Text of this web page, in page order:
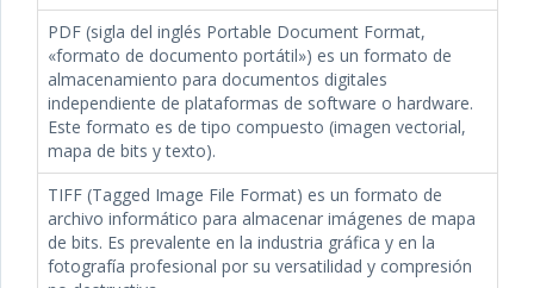
PDF (sigla del inglés Portable Document Format,
«formato de documento portátil») es un formato de
almacenamiento para documentos digitales
independiente de plataformas de software o hardware.
Este formato es de tipo compuesto (imagen vectorial,
mapa de bits y texto).
TIFF (Tagged Image File Format) es un formato de
archivo informático para almacenar imágenes de mapa
de bits. Es prevalente en la industria gráfica y en la
fotografía profesional por su versatilidad y compresión